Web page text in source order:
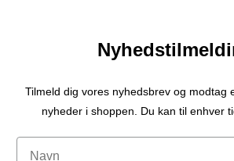
Tilmeld dig vores nyhedsbrev og modtag
nyheder i shoppen. Du kan til enhver
Navn